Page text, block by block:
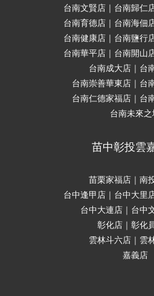
台南文賢店｜台南歸仁
台南育德店｜台南海佃
台南健康店｜台南鹽行
台南華平店｜台南開山
台南成大店｜台
台南崇善華東店｜台
台南仁德家福店｜台
台南未來
苗中彰投雲
苗栗家福店｜南
台中逢甲店｜台中大里
台中大連店｜台中
彰化店｜彰化
雲林斗六店｜雲
嘉義店